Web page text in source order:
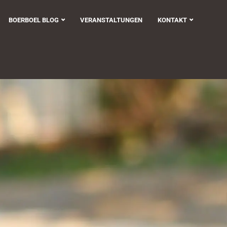
BOERBOEL BLOG VERANSTALTUNGEN KONTAKT